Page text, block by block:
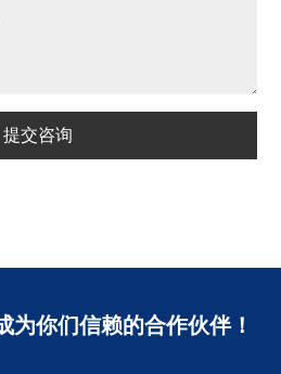
提交咨询
为你们信赖的合作伙伴！